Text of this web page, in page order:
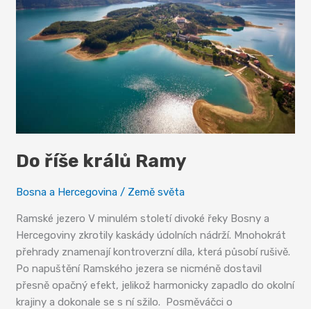
Do říše králů Ramy
Bosna a Hercegovina / Země světa
Ramské jezero V minulém století divoké řeky Bosny a
Hercegoviny zkrotily kaskády údolních nádrží. Mnohokrát
přehrady znamenají kontroverzní díla, která působí rušivě.
Po napuštění Ramského jezera se nicméně dostavil
přesně opačný efekt, jelikož harmonicky zapadlo do okolní
krajiny a dokonale se s ní sžilo. Posměváčci o